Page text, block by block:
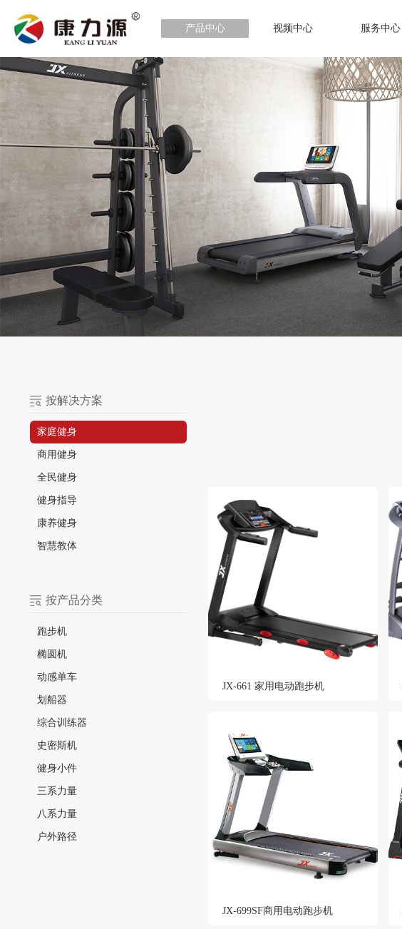
产品中心 视频中心 服务中心
按解决方案
家庭健身
商用健身
全民健身
健身指导
康养健身
智慧教体
按产品分类
跑步机
椭圆机
动感单车
划船器
综合训练器
史密斯机
健身小件
三系力量
八系力量
户外路径
JX-661 家用电动跑步机
JX-699SF商用电动跑步机